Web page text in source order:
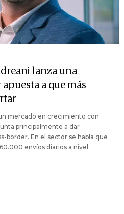
lanza una
a que más
mercado en crecimiento con
principalmente a dar
border. En el sector se habla que
envíos diarios a nivel